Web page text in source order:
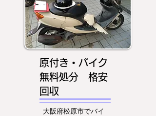
原付き・バイク
無料処分 格安
回収
大阪府松原市でバイ